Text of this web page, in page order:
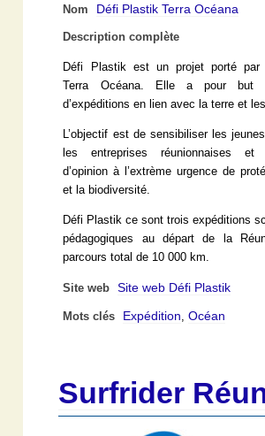
Nom Défi Plastik Terra Océana
Description complète
Défi Plastik est un projet porté par
Terra Océana. Elle a pour but
d’expéditions en lien avec la terre et
L’objectif est de sensibiliser les
les entreprises réunionnaises et
d’opinion à l’extrème urgence de
et la biodiversité.
Défi Plastik ce sont trois expéditions
pédagogiques au départ de la
parcours total de 10 000 km.
Site web Site web Défi Plastik
Mots clés Expédition ,Océan
Surfrider